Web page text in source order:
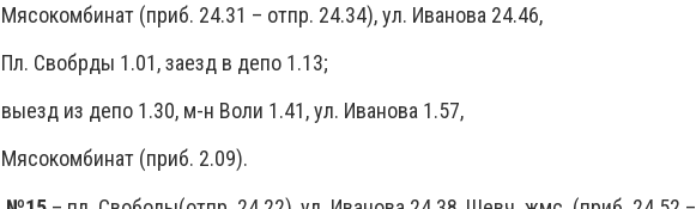
Мясокомбинат (приб. 24.31 – отпр. 24.34), ул. Иванова 24.46,
Пл. Свобрды 1.01, заезд в депо 1.13;
выезд из депо 1.30, м-н Воли 1.41, ул. Иванова 1.57,
Мясокомбинат (приб. 2.09).